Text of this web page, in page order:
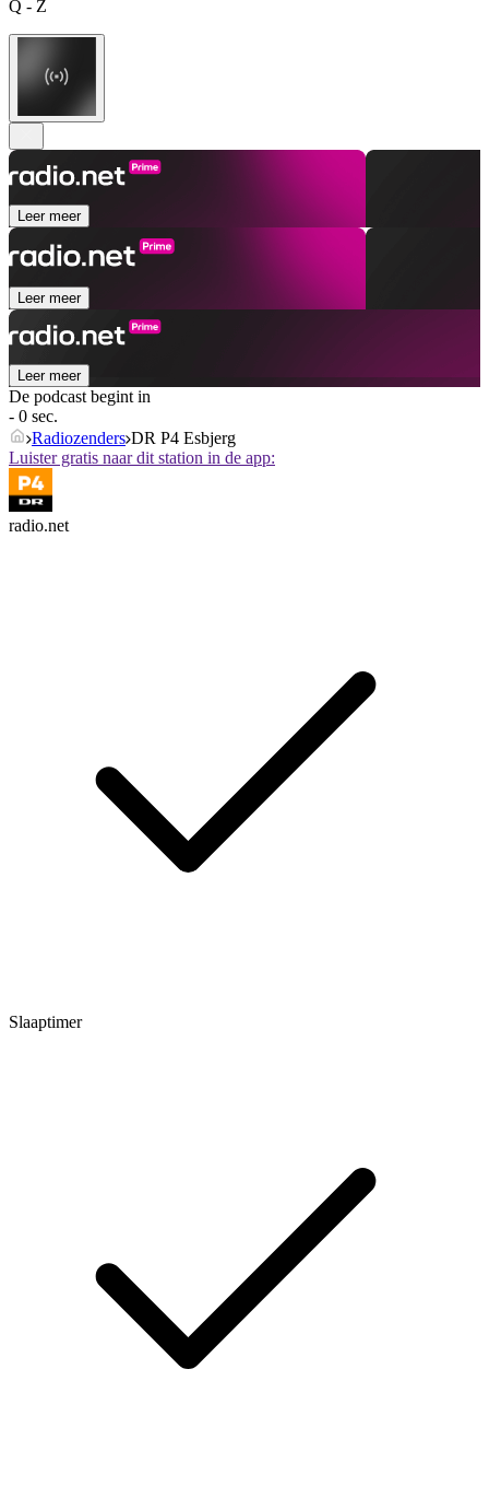
Q - Z
Leer meer
Leer meer
Leer meer
De podcast begint in
- 0 sec.
Radiozenders DR P4 Esbjerg
Luister gratis naar dit station in de app:
radio.net
Slaaptimer